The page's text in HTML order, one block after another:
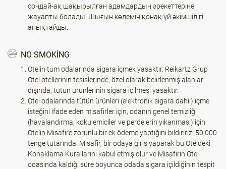
сондай-ақ шақырылған адамдардың әрекеттеріне
жауапты болады. Шығын көлемін қонақ үй әкімшілігі
анықтайды.
NO SMOKING
Otelin tüm odalarında sigara içmek yasaktır. Reikartz Grup
Otel otellerinin tesislerinde, özel olarak belirlenmiş alanlar
dışında, tütün ürünlerinin sigara içilmesi yasaktır.
Otel odalarında tütün ürünleri (elektronik sigara dahil) içme
isteğini ifade eden misafirler için, odanın genel temizliği
(havalandırma, koku emiciler ve perdelerin yıkanması) için
Otelin Misafire zorunlu bir ek ödeme yaptığını bildiririz. 50.000
tenge tutarında. Misafir, bir odaya giriş yaparak bu Oteldeki
Konaklama Kurallarını kabul etmiş olur ve Misafirin Otel
odasında kaldığı süre boyunca odada sigara içildiğinin tespit